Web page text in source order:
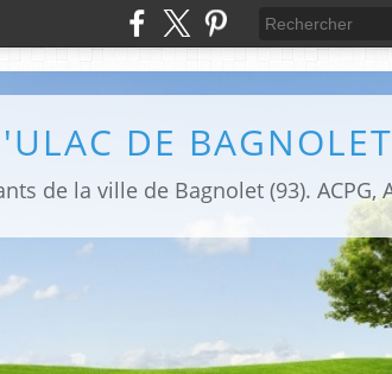
DE BAGNOLET